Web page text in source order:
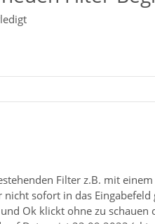
Filter z.B. mit
sofort in das Eingabefeld
Ok klickt ohne zu schauen